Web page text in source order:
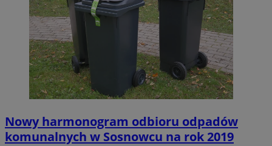
Nowy harmonogram odbioru odpadów
komunalnych w Sosnowcu na rok 2019